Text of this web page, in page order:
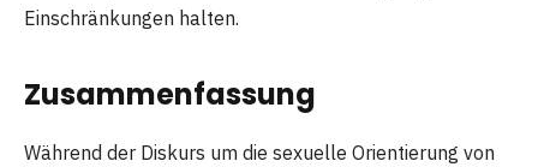
Einschränkungen halten.
Zusammenfassung
Während der Diskurs um die sexuelle Orientierung von